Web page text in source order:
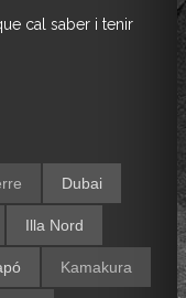
cal saber i tenir
Dubai
Illa Nord
Kamakura